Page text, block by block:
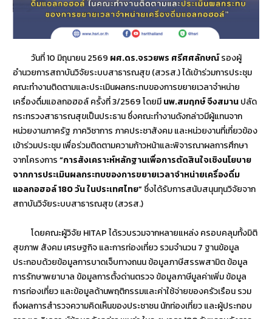
วันที่ 10 มิถุนายน 2569 ผศ.ดร.จรวยพร ศรีศศลักษณ์รองผู้
อำนวยการสถาบันวิจัยระบบสาธารณสุข (สวรส.) ได้เข้าร่วมการประชุม
คณะทำงานติดตามและประเมินผลกระทบของการขยายเวลาจำหน่าย
เครื่องดื่มแอลกอฮอล์ ครั้งที่ 3/2569 โดยมีนพ.สมฤกษ์ จึงสมานปลัด
กระทรวงสาธารณสุขเป็นประธาน ซึ่งคณะทำงานดังกล่าวมีผู้แทนจาก
หน่วยงานภาครัฐ ภาควิชาการ ภาคประชาสังคม และหน่วยงานที่เกี่ยวข้อง
เข้าร่วมประชุม เพื่อร่วมติดตามความก้าวหน้าและพิจารณาผลการศึกษา
จากโครงการ“การสังเคราะห์หลักฐานเพื่อการตัดสินใจเชิงนโยบาย
จากการประเมินผลกระทบของการขยายเวลาจำหน่ายเครื่องดื่ม
แอลกอฮอล์ 180 วัน ในประเทศไทย”ซึ่งได้รับการสนับสนุนทุนวิจัยจาก
สถาบันวิจัยระบบสาธารณสุข (สวรส.)
โดยคณะผู้วิจัย HITAP ได้รวบรวมจากหลายแหล่ง ครอบคลุมทั้งมิติ
สุขภาพ สังคม เศรษฐกิจ และการท่องเที่ยว รวมจำนวน 7 ฐานข้อมูล
ประกอบด้วยข้อมูลการบาดเจ็บทางถนน ข้อมูลภาษีสรรพสามิต ข้อมูล
การรักษาพยาบาล ข้อมูลการตั้งด่านตรวจ ข้อมูลภาษีมูลค่าเพิ่ม ข้อมูล
การท่องเที่ยว และข้อมูลด้านพฤติกรรมและค่าใช้จ่ายของครัวเรือน รวม
ถึงผลการสำรวจความคิดเห็นของประชาชน นักท่องเที่ยว และผู้ประกอบ